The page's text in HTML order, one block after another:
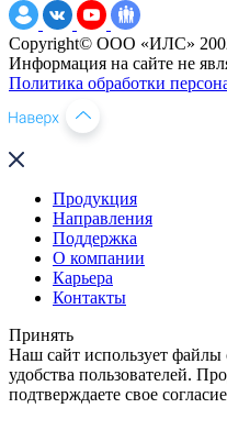
Copyright© ООО «ИЛС»
Информация на сайте не
Политика обработки
Продукция
Направления
Поддержка
О компании
Карьера
Контакты
Принять
Наш сайт использует
удобства пользователей.
подтверждаете свое